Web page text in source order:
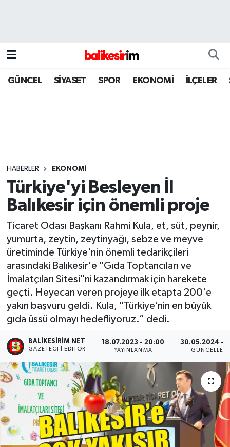
GÜNCEL SİYASET SPOR EKONOMİ İLÇELER
HABERLER EKONOMİ
Türkiye'yi Besleyen İl
Balıkesir için önemli proje
Ticaret Odası Başkanı Rahmi Kula, et, süt, peynir,
yumurta, zeytin, zeytinyağı, sebze ve meyve
üretiminde Türkiye'nin önemli tedarikçileri
arasındaki Balıkesir'e "Gıda Toptancıları ve
İmalatçıları Sitesi"ni kazandırmak için harekete
geçti. Heyecan veren projeye ilk etapta 200'e
yakın başvuru geldi. Kula, "Türkiye’nin en büyük
gıda üssü olmayı hedefliyoruz.” dedi.
BALIKESIRIM NET
GAZETECI | EDITÖR
18.07.2023 - 20:00
YAYINLANMA
30.05.2024 -